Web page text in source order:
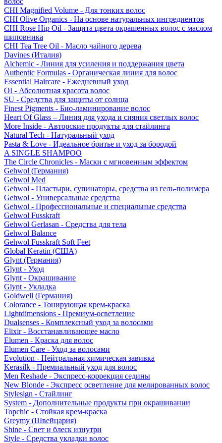
CHI Magnified Volume - Для тонких волос
CHI Olive Organics - На основе натуральных ингредиентов
CHI Rose Hip Oil - Защита цвета окрашенных волос с маслом
шиповника
CHI Tea Tree Oil - Масло чайного дерева
Davines (Италия)
Alchemic - Линия для усиления и поддержания цвета
Authentic Formulas - Органическая линия для волос
Essential Haircare - Eжедневный уход
OI - Абсолютная красота волос
SU - Средства для защиты от солнца
Finest Pigments - Био-ламинирование волос
Heart Of Glass – Линия для ухода и сияния светлых волос
More Inside - Авторские продукты для стайлинга
Natural Tech - Натуральный уход
Pasta & Love - Идеальное бритье и уход за бородой
A SINGLE SHAMPOO
The Circle Chronicles - Маски с мгновенным эффектом
Gehwol (Германия)
Gehwol Med
Gehwol - Пластыри, супинаторы, средства из гель-полимера
Gehwol - Универсальные средства
Gehwol - Профессиональные и специальные средства
Gehwol Fusskraft
Gehwol Gerlasan - Средства для тела
Gehwol Balance
Gehwol Fusskraft Soft Feet
Global Keratin (США)
Glynt (Германия)
Glynt - Уход
Glynt - Окрашивание
Glynt - Укладка
Goldwell (Германия)
Colorance - Тонирующая крем-краска
Lightdimensions - Премиум-осветление
Dualsenses - Комплексный уход за волосами
Elixir - Восстанавливающее масло
Elumen - Краска для волос
Elumen Care - Уход за волосами
Evolution - Нейтральная химическая завивка
Kerasilk - Премиальный уход для волос
Men Reshade - Экспресс-коррекция седины
New Blonde - Экспресс осветление для мелированных волос
Stylesign - Стайлинг
System - Дополнительные продукты при окрашивании
Topchic - Стойкая крем-краска
Greymy (Швейцария)
Shine - Свет и блеск изнутри
Style - Средства укладки волос